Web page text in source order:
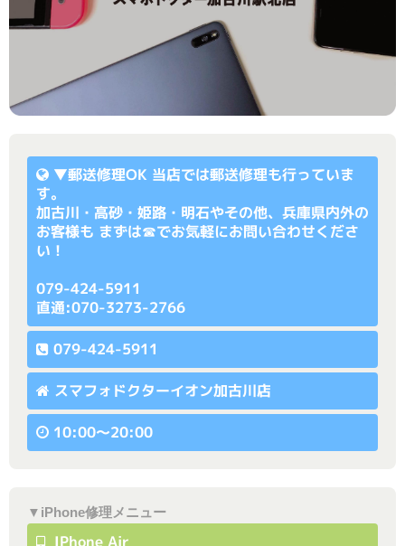
▼郵送修理OK 当店では郵送修理も行っていま
す。
加古川・高砂・姫路・明石やその他、兵庫県内外の
お客様も まずは☎でお気軽にお問い合わせくださ
い！
079-424-5911
直通:070-3273-2766
079-424-5911
スマフォドクターイオン加古川店
10:00〜20:00
▼iPhone修理メニュー
IPhone Air